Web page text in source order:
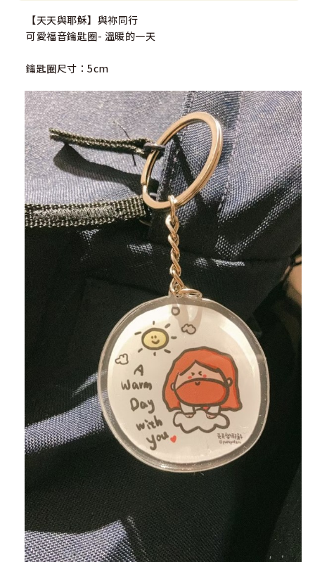
【天天與耶穌】與祢同行
可愛福音鑰匙圈- 溫暖的一天
鑰匙圈尺寸：5cm